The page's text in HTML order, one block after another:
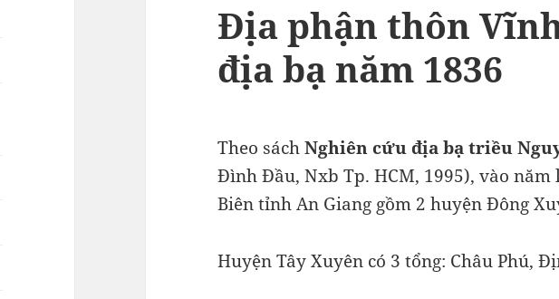
Địa phận thôn
địa bạ năm 1836
Theo sáchNghiên cứu địa bạ triều
Đình Đầu, Nxb Tp. HCM, 1995), vào
Biên tỉnh An Giang gồm 2 huyện Đông
Huyện Tây Xuyên có 3 tổng: Châu Phú,